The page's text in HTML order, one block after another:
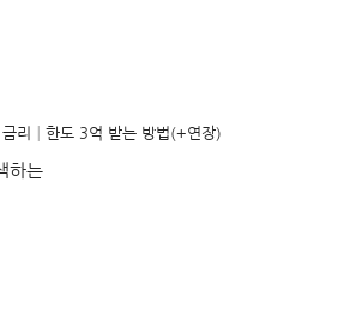
금리│한도 3억 받는 방법(+연장)